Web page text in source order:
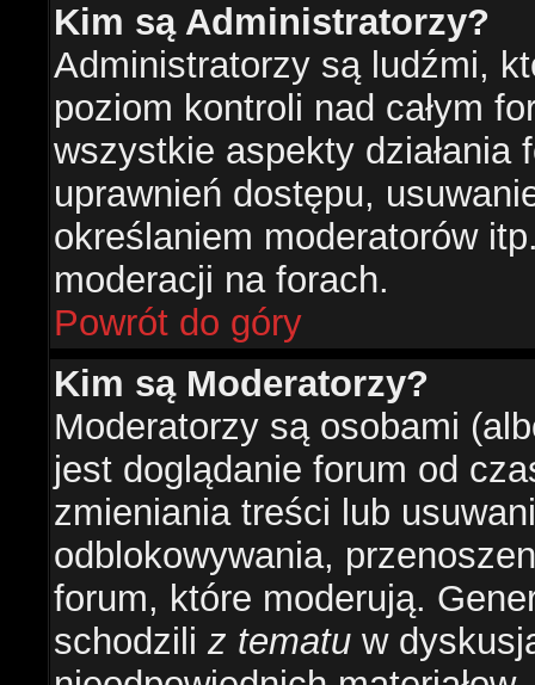
Kim są Administratorzy?
Administratorzy są ludźmi,
poziom kontroli nad całym
wszystkie aspekty działania
uprawnień dostępu,
określaniem moderatorów
moderacji na forach.
Powrót do góry
Kim są Moderatorzy?
Moderatorzy są osobami
jest doglądanie forum od
zmieniania treści lub
odblokowywania,
forum, które moderują.
schodzili z tematu w